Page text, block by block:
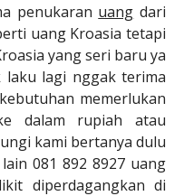
penukaran uang dari
uang Kroasia tetapi
yang seri baru ya
laku lagi nggak terima
memerlukan
dalam rupiah atau
kami bertanya dulu
081 892 8927 uang
diperdagangkan di